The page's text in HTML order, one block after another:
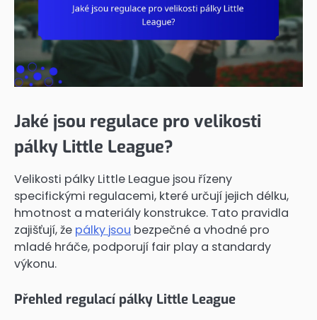
Jaké jsou regulace pro velikosti
pálky Little League?
Velikosti pálky Little League jsou řízeny
specifickými regulacemi, které určují jejich délku,
hmotnost a materiály konstrukce. Tato pravidla
zajišťují, že pálky jsou bezpečné a vhodné pro
mladé hráče, podporují fair play a standardy
výkonu.
Přehled regulací pálky Little League